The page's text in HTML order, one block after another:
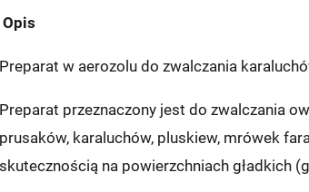
Opis
Preparat w aerozolu do zwalczania
Preparat przeznaczony jest do zwalczania
prusaków, karaluchów, pluskiew, mrówek
skutecznością na powierzchniach gładkich